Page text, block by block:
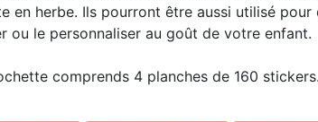
en herbe. Ils pourront être aussi utilisé pour
ou le personnaliser au goût de votre enfant.
comprends 4 planches de 160 stickers.